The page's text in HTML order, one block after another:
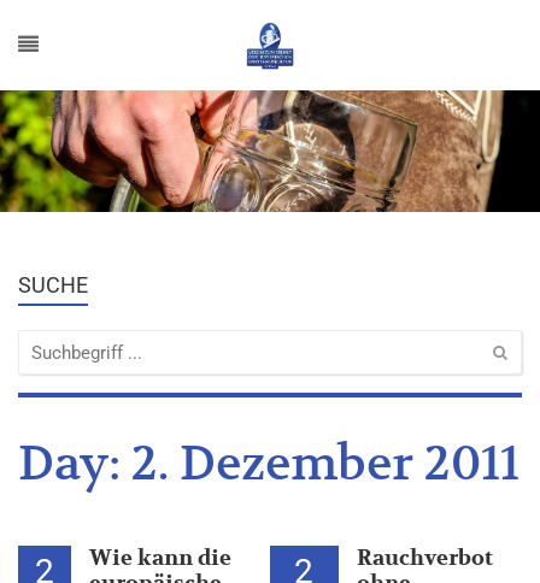
SUCHE
Day: 2. Dezember 2011
2
Wie kann die
2
Rauchverbot